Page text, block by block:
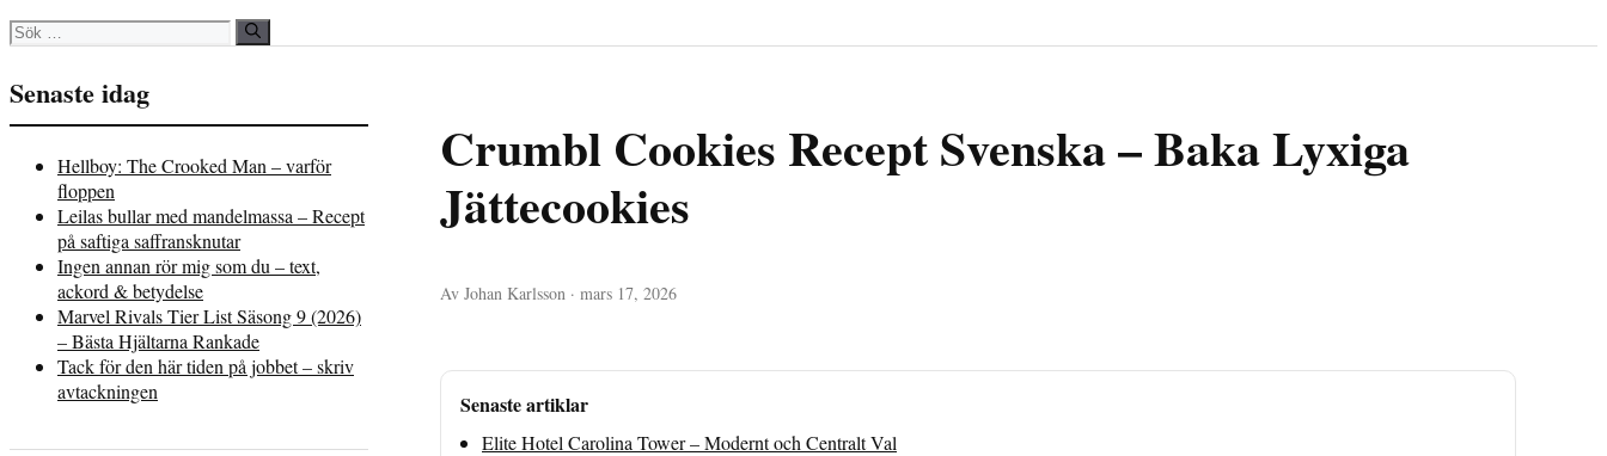
Sök
efter:
Crumbl Cookies Recept Svenska – Baka Lyxiga
Jättecookies
Av Johan Karlsson · mars 17, 2026
Senaste artiklar
Elite Hotel Carolina Tower – Modernt och Centralt Val
Senaste idag
Hellboy: The Crooked Man – varför
floppen
Leilas bullar med mandelmassa – Recept
på saftiga saffransknutar
Ingen annan rör mig som du – text,
ackord & betydelse
Marvel Rivals Tier List Säsong 9 (2026)
– Bästa Hjältarna Rankade
Tack för den här tiden på jobbet – skriv
avtackningen